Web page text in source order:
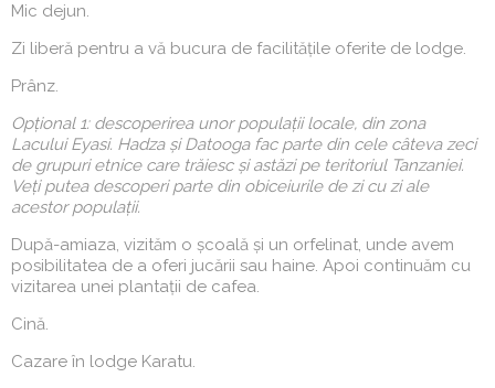
Mic dejun.
Zi liberă pentru a vă bucura de facilitățile oferite de lodge.
Prânz.
Opțional 1: descoperirea unor populații locale, din zona
Lacului Eyasi. Hadza și Datooga fac parte din cele câteva zeci
de grupuri etnice care trăiesc și astăzi pe teritoriul Tanzaniei.
Veți putea descoperi parte din obiceiurile de zi cu zi ale
acestor populații.
După-amiaza, vizităm o școală și un orfelinat, unde avem
posibilitatea de a oferi jucării sau haine. Apoi continuăm cu
vizitarea unei plantații de cafea.
Cină.
Cazare în lodge Karatu.